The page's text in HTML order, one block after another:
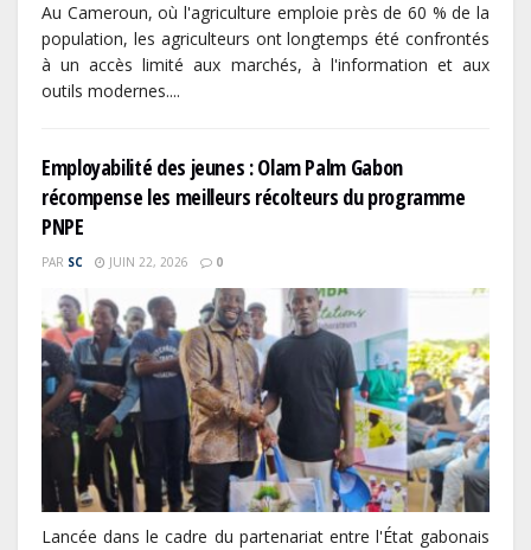
Au Cameroun, où l'agriculture emploie près de 60 % de la
population, les agriculteurs ont longtemps été confrontés
à un accès limité aux marchés, à l'information et aux
outils modernes....
Employabilité des jeunes : Olam Palm Gabon
récompense les meilleurs récolteurs du programme
PNPE
PAR SC JUIN 22, 2026 0
Lancée dans le cadre du partenariat entre l'État gabonais